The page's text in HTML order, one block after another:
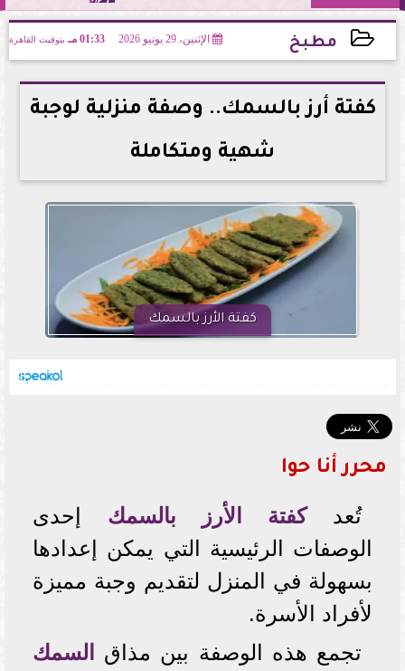
مطبخ الإثنين، 29 يونيو 2026 01:33 مـ بتوقيت القاهرة
2026-06-29 13:33:08
كفتة أرز بالسمك.. وصفة منزلية لوجبة
شهية ومتكاملة
كفتة الأرز بالسمك
محرر أنا حوا
تُعدكفتة الأرز بالسمك إحدى
الوصفات الرئيسية التي يمكن إعدادها
بسهولة في المنزل لتقديم وجبة مميزة
لأفراد الأسرة.
تجمع هذه الوصفة بين مذاق
السمك